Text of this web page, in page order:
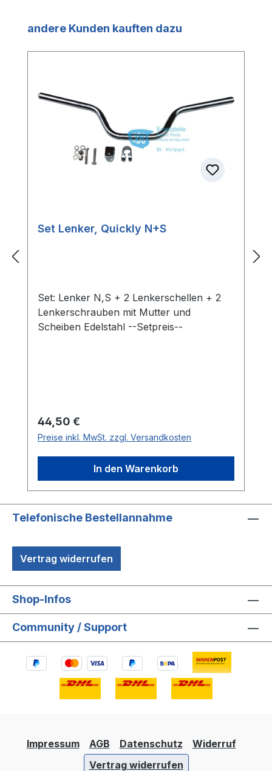
Produktgalerie überspringen
andere Kunden kauften dazu
Set Lenker, Quickly N+S
Set: Lenker N,S + 2 Lenkerschellen + 2
Lenkerschrauben mit Mutter und
Scheiben Edelstahl --Setpreis--
Regulärer Preis:
44,50 €
Preise inkl. MwSt. zzgl. Versandkosten
In den Warenkorb
Telefonische Bestellannahme
Vertrag widerrufen
Shop-Infos
Community / Support
Impressum AGB Datenschutz
Widerruf
Vertrag widerrufen